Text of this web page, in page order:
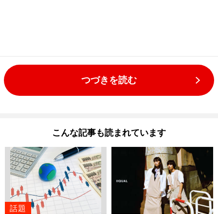
つづきを読む
こんな記事も読まれています
話題